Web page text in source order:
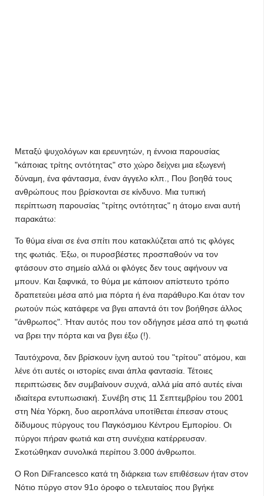
Μεταξύ ψυχολόγων και ερευνητών, η έννοια παρουσίας
"κάποιας τρίτης οντότητας" στο χώρο δείχνει μια εξωγενή
δύναμη, ένα φάντασμα, έναν άγγελο κλπ., Που βοηθά τους
ανθρώπους που βρίσκονται σε κίνδυνο. Μια τυπική
περίπτωση παρουσίας "τρίτης οντότητας" η άτομο ειναι αυτή
παρακάτω:
Το θύμα είναι σε ένα σπίτι που κατακλύζεται από τις φλόγες
της φωτιάς. Έξω, οι πυροσβέστες προσπαθούν να τον
φτάσουν στο σημείο αλλά οι φλόγες δεν τους αφήνουν να
μπουν. Και ξαφνικά, το θύμα με κάποιον απίστευτο τρόπο
δραπετεύει μέσα από μια πόρτα ή ένα παράθυρο.Και όταν τον
ρωτούν πώς κατάφερε να βγει απαντά ότι τον βοήθησε άλλος
"άνθρωπος". Ήταν αυτός που τον οδήγησε μέσα από τη φωτιά
να βρει την πόρτα και να βγει έξω (!).
Ταυτόχρονα, δεν βρίσκουν ίχνη αυτού του "τρίτου" ατόμου, και
λένε ότι αυτές οι ιστορίες ειναι άπλα φαντασία. Τέτοιες
περιπτώσεις δεν συμβαίνουν συχνά, αλλά μία από αυτές είναι
ιδιαίτερα εντυπωσιακή. Συνέβη στις 11 Σεπτεμβρίου του 2001
στη Νέα Υόρκη, δυο αεροπλάνα υποτίθεται έπεσαν στους
δίδυμους πύργους του Παγκόσμιου Κέντρου Εμπορίου. Οι
πύργοι πήραν φωτιά και στη συνέχεια κατέρρευσαν.
Σκοτώθηκαν συνολικά περίπου 3.000 άνθρωποι.
Ο Ron DiFrancesco κατά τη διάρκεια των επιθέσεων ήταν στον
Νότιο πύργο στον 91ο όροφο ο τελευταίος που βγήκε